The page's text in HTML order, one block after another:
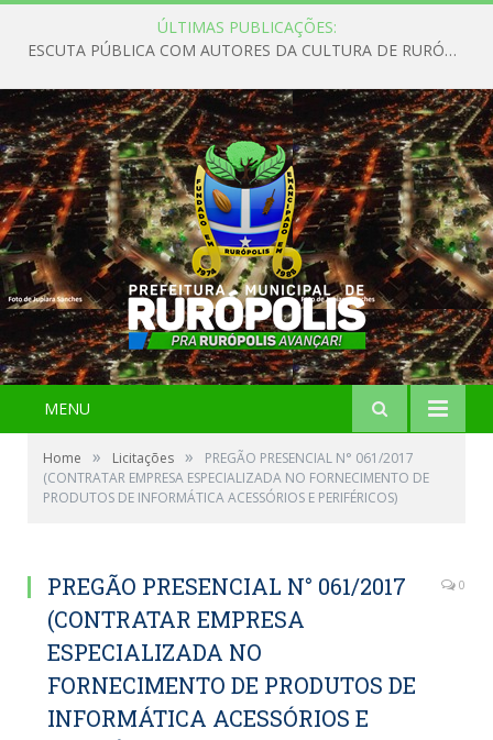
ÚLTIMAS PUBLICAÇÕES:
ESCUTA PÚBLICA COM AUTORES DA CULTURA DE RURÓPOLIS
MENU
Home » Licitações »
PREGÃO PRESENCIAL N° 061/2017
(CONTRATAR EMPRESA ESPECIALIZADA NO FORNECIMENTO DE
PRODUTOS DE INFORMÁTICA ACESSÓRIOS E PERIFÉRICOS)
PREGÃO PRESENCIAL N° 061/2017
(CONTRATAR EMPRESA
ESPECIALIZADA NO
FORNECIMENTO DE PRODUTOS DE
INFORMÁTICA ACESSÓRIOS E
0